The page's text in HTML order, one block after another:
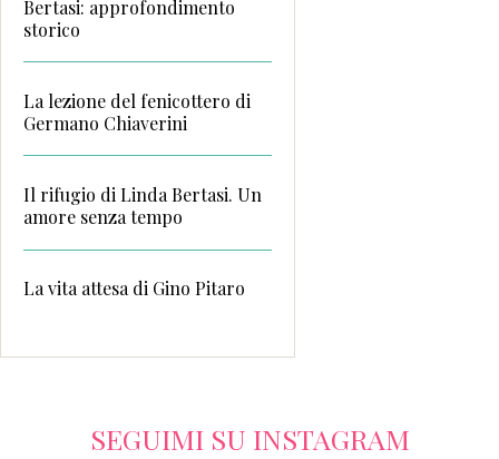
Bertasi: approfondimento
storico
La lezione del fenicottero di
Germano Chiaverini
Il rifugio di Linda Bertasi. Un
amore senza tempo
La vita attesa di Gino Pitaro
SEGUIMI SU INSTAGRAM